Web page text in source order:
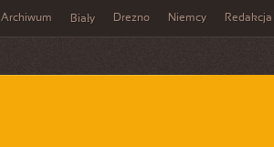
Archiwum Biały Drezno Niemcy Redakcja